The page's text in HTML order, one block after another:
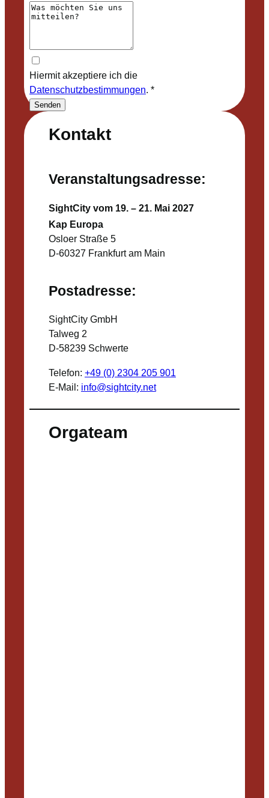
Kontakt
Veranstaltungsadresse:
SightCity vom 19. – 21. Mai 2027
Kap Europa
Osloer Straße 5
D-60327 Frankfurt am Main
Postadresse:
SightCity GmbH
Talweg 2
D-58239 Schwerte
Telefon: +49 (0) 2304 205 901
E-Mail: info@sightcity.net
Orgateam
Hiermit akzeptiere ich die
Datenschutzbestimmungen. *
Senden